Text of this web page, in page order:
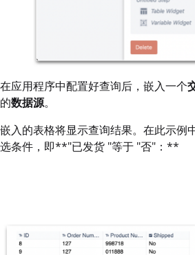
在应用程序中配置好查询后，嵌入一个
的数据源。
嵌入的表格将显示查询结果。在此示例
选条件，即**"已发货 "等于 "否"：**